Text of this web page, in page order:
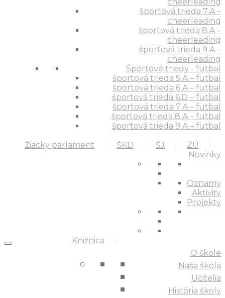
športová trieda 7.A –
cheerleading
športová trieda 8.A –
cheerleading
športová trieda 9.A –
cheerleading
Športové triedy - futbal
športová trieda 5.A – futbal
športová trieda 6.A – futbal
športová trieda 6.D – futbal
športová trieda 7.A – futbal
športová trieda 8.A – futbal
športová trieda 9.A – futbal
Žiacky parlament
ŠKD ŠJ ZÚ
Knižnica
Novinky
Oznamy
Aktivity
Projekty
O škole
Naša škola
Učitelia
História školy